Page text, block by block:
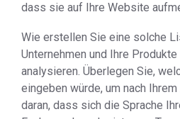
dass sie auf Ihre Website
Wie erstellen Sie eine solche
Unternehmen und Ihre
analysieren. Überlegen Sie,
eingeben würde, um nach
daran, dass sich die Sprache